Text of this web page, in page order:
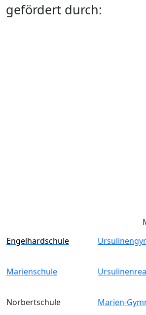
gefördert durch:
Engelhardschule
Marienschule
Norbertschule
Marien-